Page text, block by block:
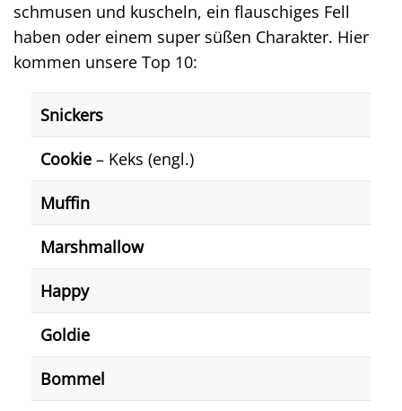
schmusen und kuscheln, ein flauschiges Fell
haben oder einem super süßen Charakter. Hier
kommen unsere Top 10:
Snickers
Cookie – Keks (engl.)
Muffin
Marshmallow
Happy
Goldie
Bommel